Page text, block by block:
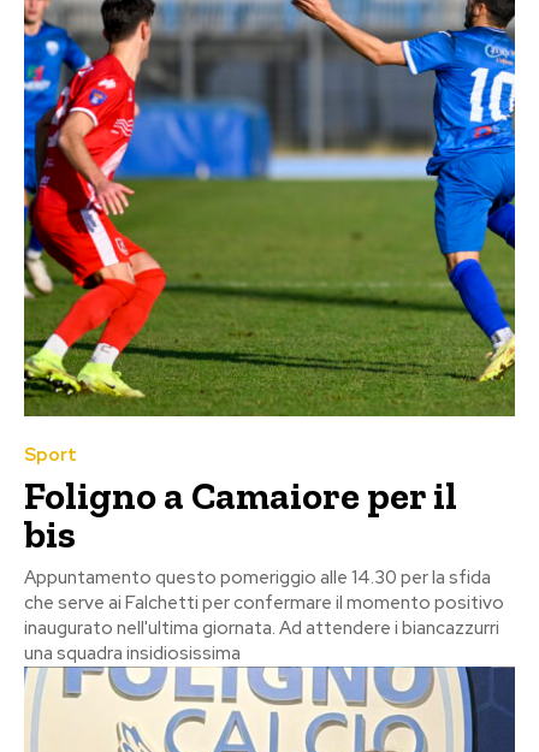
Sport
Foligno a Camaiore per il
bis
Appuntamento questo pomeriggio alle 14.30 per la sfida
che serve ai Falchetti per confermare il momento positivo
inaugurato nell'ultima giornata. Ad attendere i biancazzurri
una squadra insidiosissima